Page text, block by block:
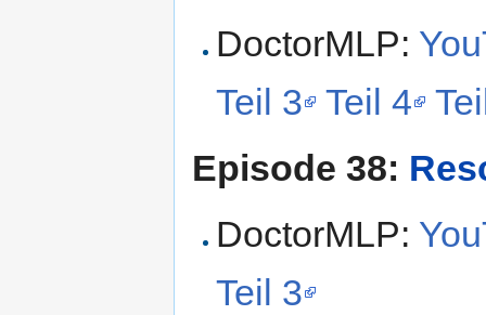
DoctorMLP:
Teil 3 Teil 4
Episode 38:
DoctorMLP:
Teil 3